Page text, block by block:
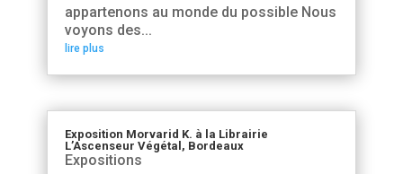
appartenons au monde du possible Nous
voyons des...
lire plus
Exposition Morvarid K. à la Librairie
L’Ascenseur Végétal, Bordeaux
Expositions